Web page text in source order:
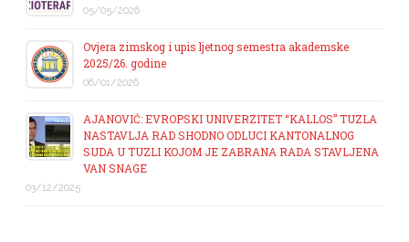
05/05/2026
Ovjera zimskog i upis ljetnog semestra akademske
2025/26. godine
06/01/2026
AJANOVIĆ: EVROPSKI UNIVERZITET “KALLOS” TUZLA
NASTAVLJA RAD SHODNO ODLUCI KANTONALNOG
SUDA U TUZLI KOJOM JE ZABRANA RADA STAVLJENA
VAN SNAGE
03/12/2025